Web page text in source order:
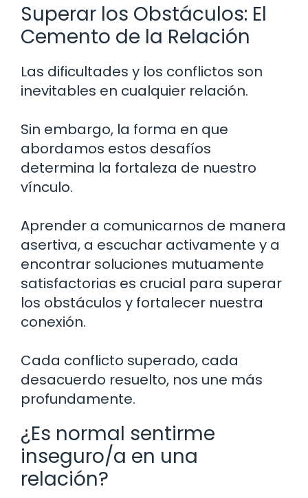
Superar los Obstáculos: El
Cemento de la Relación
Las dificultades y los conflictos son
inevitables en cualquier relación.
Sin embargo, la forma en que
abordamos estos desafíos
determina la fortaleza de nuestro
vínculo.
Aprender a comunicarnos de manera
asertiva, a escuchar activamente y a
encontrar soluciones mutuamente
satisfactorias es crucial para superar
los obstáculos y fortalecer nuestra
conexión.
Cada conflicto superado, cada
desacuerdo resuelto, nos une más
profundamente.
¿Es normal sentirme
inseguro/a en una
relación?